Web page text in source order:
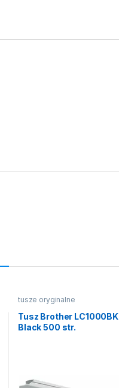
tusze oryginalne
Tusz Brother LC1000BK
Black 500 str.